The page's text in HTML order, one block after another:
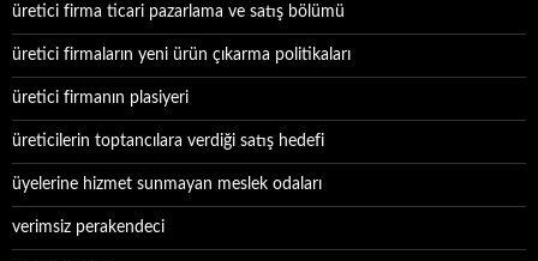
üretici firma ticari pazarlama ve satış bölümü
üretici firmaların yeni ürün çıkarma politikaları
üretici firmanın plasiyeri
üreticilerin toptancılara verdiği satış hedefi
üyelerine hizmet sunmayan meslek odaları
verimsiz perakendeci